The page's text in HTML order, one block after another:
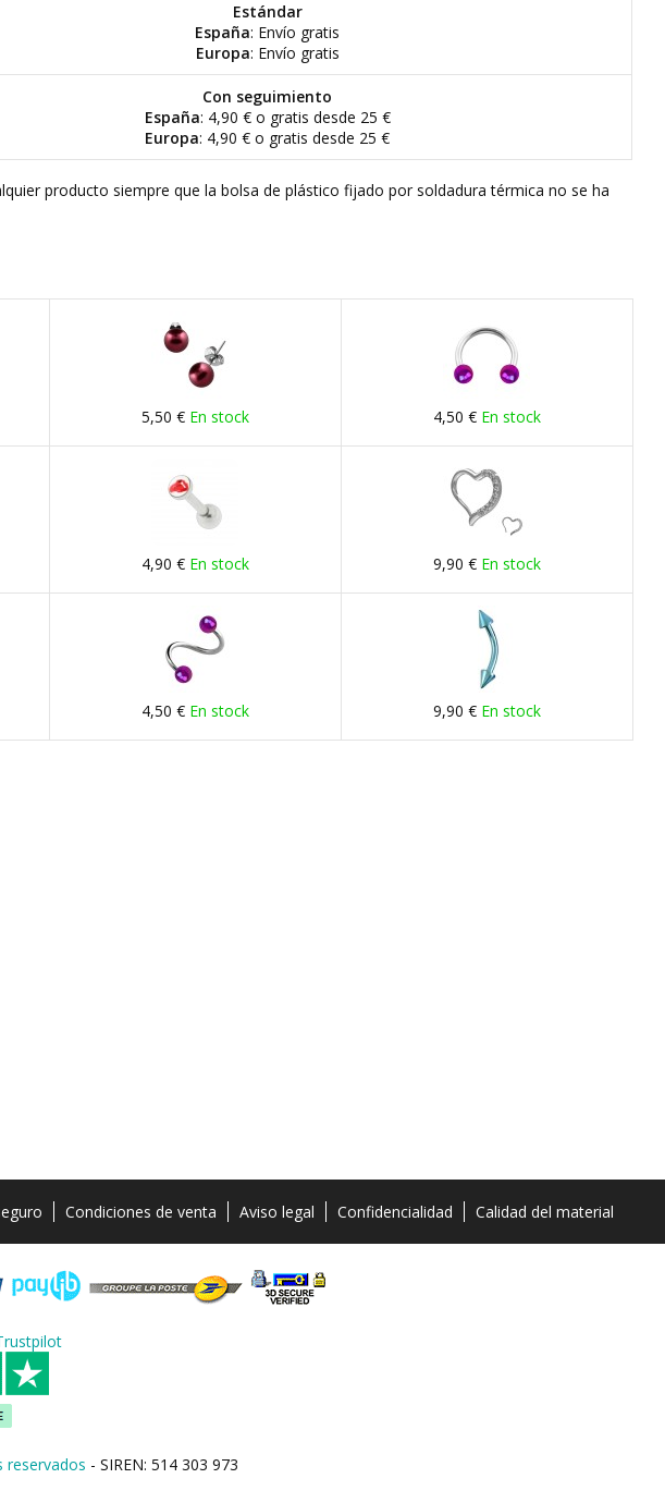
Estándar
España: Envío gratis
Europa: Envío gratis
Con seguimiento
España: 4,90 € o gratis desde 25 €
Europa: 4,90 € o gratis desde 25 €
producto siempre que la bolsa de plástico fijado por soldadura térmica no se ha
5,50 € En stock 4,50 € En stock
4,90 € En stock 9,90 € En stock
4,50 € En stock 9,90 € En stock
Condiciones de venta Aviso legal Confidencialidad Calidad del material
reservados - SIREN: 514 303 973